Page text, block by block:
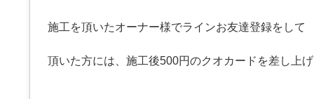
施工を頂いたオーナー様でラインお友達登録をして
頂いた方には、施工後500円のクオカードを差し上